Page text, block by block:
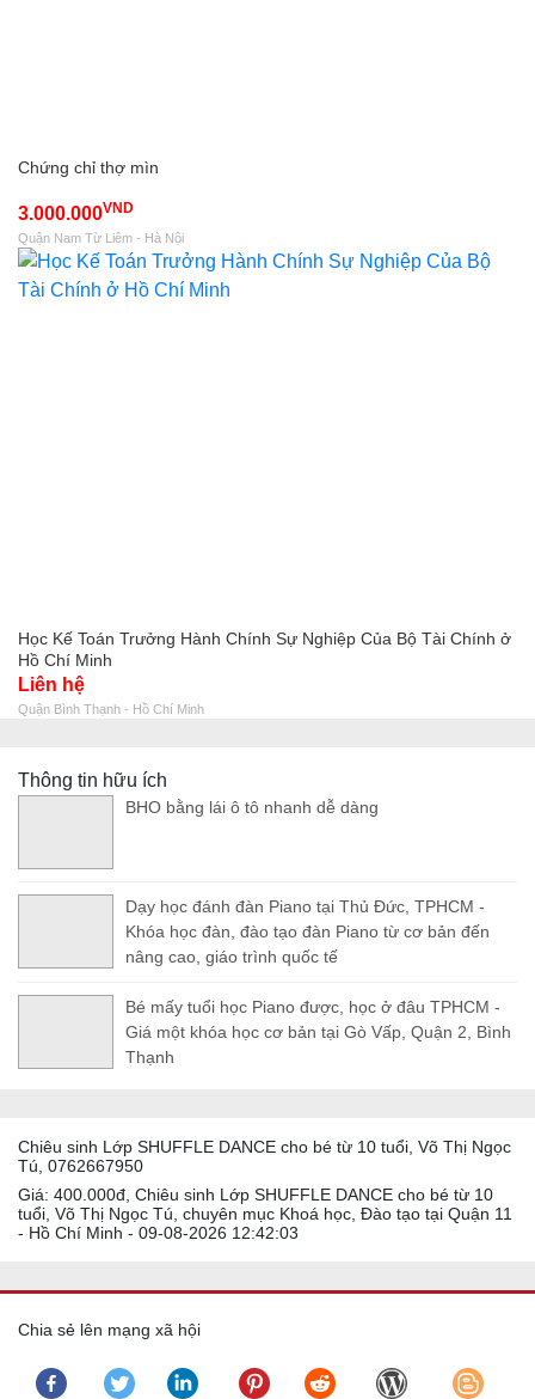
Chứng chỉ thợ mìn
3.000.000VND
Quận Nam Từ Liêm - Hà Nội
Học Kế Toán Trưởng Hành Chính Sự Nghiệp Của Bộ Tài Chính ở
Hồ Chí Minh
Liên hệ
Quận Bình Thạnh - Hồ Chí Minh
Thông tin hữu ích
BHO bằng lái ô tô nhanh dễ dàng
Dạy học đánh đàn Piano tại Thủ Đức, TPHCM -
Khóa học đàn, đào tạo đàn Piano từ cơ bản đến
nâng cao, giáo trình quốc tế
Bé mấy tuổi học Piano được, học ở đâu TPHCM -
Giá một khóa học cơ bản tại Gò Vấp, Quận 2, Bình
Thạnh
Chiêu sinh Lớp SHUFFLE DANCE cho bé từ 10 tuổi, Võ Thị Ngọc
Tú, 0762667950
Giá: 400.000đ, Chiêu sinh Lớp SHUFFLE DANCE cho bé từ 10
tuổi, Võ Thị Ngọc Tú, chuyên mục Khoá học, Đào tạo tại Quận 11
- Hồ Chí Minh - 09-08-2026 12:42:03
Chia sẻ lên mạng xã hội